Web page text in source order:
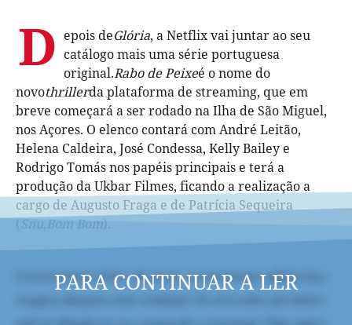
D epois deGlória, a Netflix vai juntar ao seu
catálogo mais uma série portuguesa
original.Rabo de Peixeé o nome do
novothrillerda plataforma de streaming, que em
breve começará a ser rodado na Ilha de São Miguel,
nos Açores. O elenco contará com André Leitão,
Helena Caldeira, José Condessa, Kelly Bailey e
Rodrigo Tomás nos papéis principais e terá a
produção da Ukbar Filmes, ficando a realização a
cargo de Augusto Fraga e de Patrícia Sequeira
(Snu,Bom Bom).
PARA CONTINUAR A LER